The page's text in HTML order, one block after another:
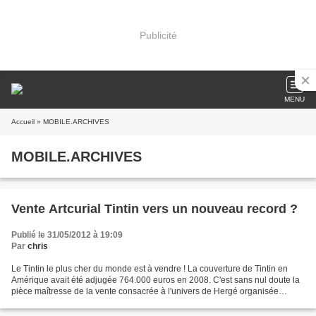
Publicité
MENU
Accueil » MOBILE.ARCHIVES
MOBILE.ARCHIVES
Vente Artcurial Tintin vers un nouveau record ?
Publié le 31/05/2012 à 19:09
Par chris
Le Tintin le plus cher du monde est à vendre ! La couverture de Tintin en
Amérique avait été adjugée 764.000 euros en 2008. C'est sans nul doute la
pièce maîtresse de la vente consacrée à l'univers de Hergé organisée